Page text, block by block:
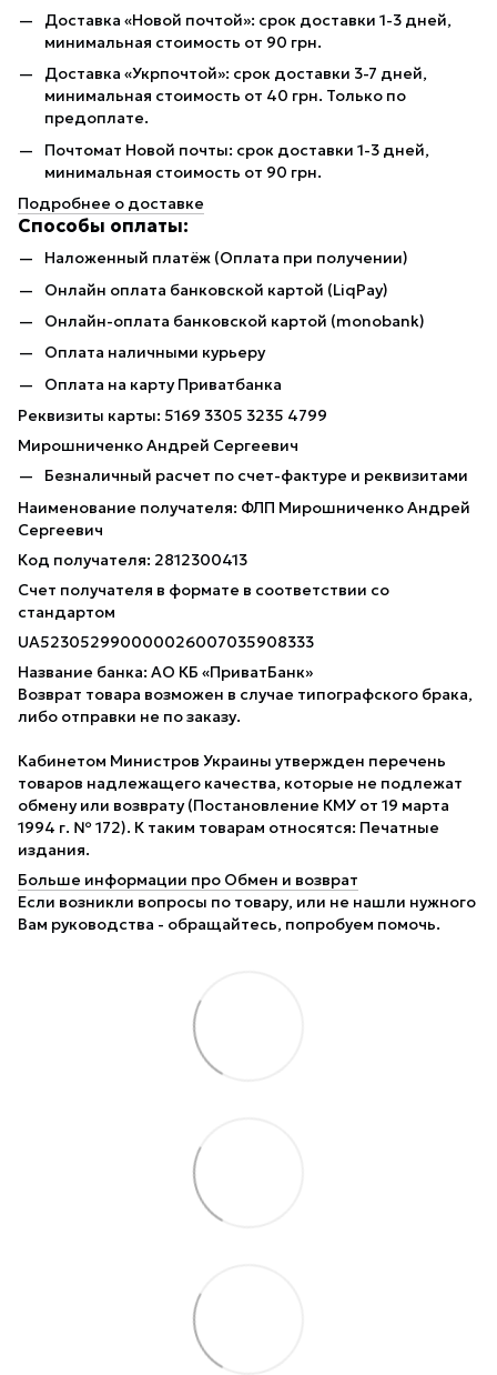
Доставка «Новой почтой»: срок доставки 1-3 дней,
минимальная стоимость от 90 грн.
Доставка «Укрпочтой»: срок доставки 3-7 дней,
минимальная стоимость от 40 грн. Только по
предоплате.
Почтомат Новой почты: срок доставки 1-3 дней,
минимальная стоимость от 90 грн.
Подробнее о доставке
Способы оплаты:
Наложенный платёж (Оплата при получении)
Онлайн оплата банковской картой (LiqPay)
Онлайн-оплата банковской картой (monobank)
Оплата наличными курьеру
Оплата на карту Приватбанка
Реквизиты карты: 5169 3305 3235 4799
Мирошниченко Андрей Сергеевич
Безналичный расчет по счет-фактуре и реквизитами
Наименование получателя: ФЛП Мирошниченко Андрей
Сергеевич
Код получателя: 2812300413
Счет получателя в формате в соответствии со
стандартом
UA523052990000026007035908333
Название банка: АО КБ «ПриватБанк»
Возврат товара возможен в случае типографского брака,
либо отправки не по заказу.
Кабинетом Министров Украины утвержден перечень
товаров надлежащего качества, которые не подлежат
обмену или возврату (Постановление КМУ от 19 марта
1994 г. № 172). К таким товарам относятся: Печатные
издания.
Больше информации про Обмен и возврат
Если возникли вопросы по товару, или не нашли нужного
Вам руководства - обращайтесь, попробуем помочь.